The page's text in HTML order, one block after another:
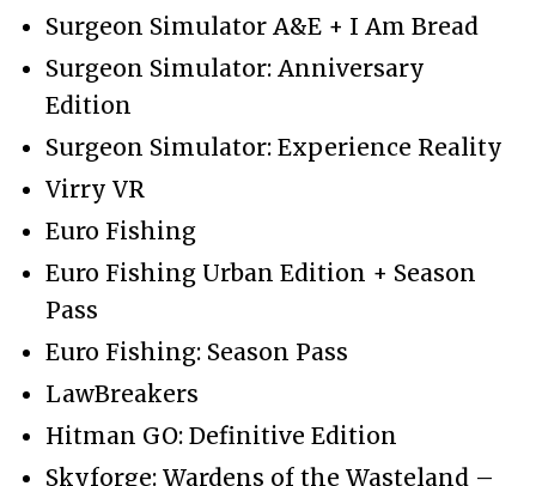
Surgeon Simulator A&E + I Am Bread
Surgeon Simulator: Anniversary
Edition
Surgeon Simulator: Experience Reality
Virry VR
Euro Fishing
Euro Fishing Urban Edition + Season
Pass
Euro Fishing: Season Pass
LawBreakers
Hitman GO: Definitive Edition
Skyforge: Wardens of the Wasteland –